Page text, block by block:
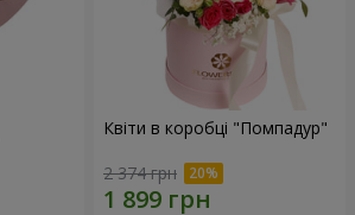
Квіти в коробці "Помпадур"
2 374 грн